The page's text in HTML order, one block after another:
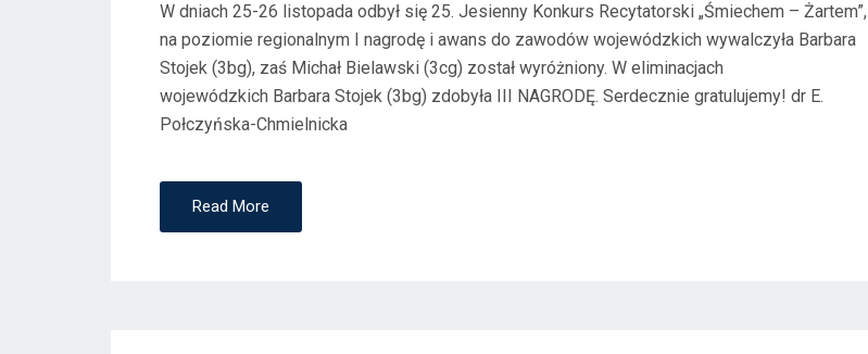
E
D
O
N
W dniach 25-26 listopada odbył się 25. Jesienny Konkurs Recytatorski „Śmiechem – Żartem”,
na poziomie regionalnym I nagrodę i awans do zawodów wojewódzkich wywalczyła Barbara
Stojek (3bg), zaś Michał Bielawski (3cg) został wyróżniony. W eliminacjach
wojewódzkich Barbara Stojek (3bg) zdobyła III NAGRODĘ. Serdecznie gratulujemy! dr E.
Połczyńska-Chmielnicka
Read More